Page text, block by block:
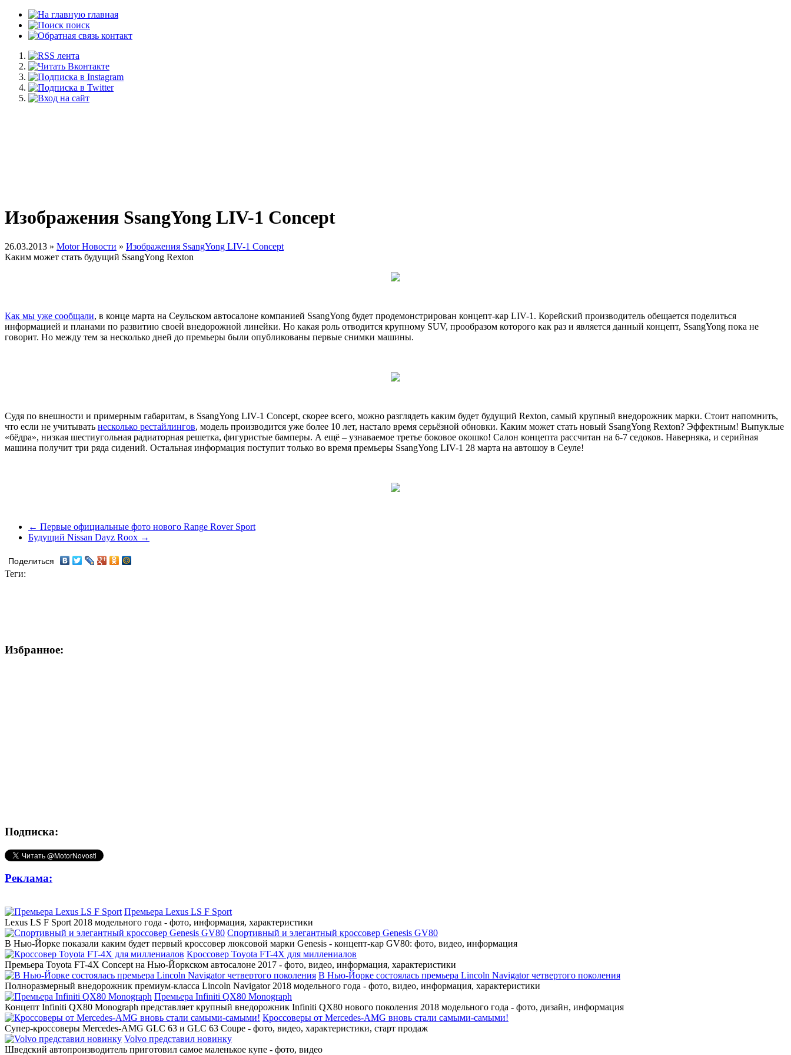
главная
поиск
контакт
Изображения SsangYong LIV-1 Concept
26.03.2013 » Motor Новости » Изображения SsangYong LIV-1 Concept
Каким может стать будущий SsangYong Rexton
Как мы уже сообщали, в конце марта на Сеульском автосалоне компанией SsangYong будет продемонстрирован концепт-кар LIV-1. Корейский производитель обещается поделиться
информацией и планами по развитию своей внедорожной линейки. Но какая роль отводится крупному SUV, прообразом которого как раз и является данный концепт, SsangYong пока не
говорит. Но между тем за несколько дней до премьеры были опубликованы первые снимки машины.
Судя по внешности и примерным габаритам, в SsangYong LIV-1 Concept, скорее всего, можно разглядеть каким будет будущий Rexton, самый крупный внедорожник марки. Стоит напомнить,
что если не учитывать несколько рестайлингов, модель производится уже более 10 лет, настало время серьёзной обновки. Каким может стать новый SsangYong Rexton? Эффектным! Выпуклые
«бёдра», низкая шестиугольная радиаторная решетка, фигуристые бамперы. А ещё – узнаваемое третье боковое окошко! Салон концепта рассчитан на 6-7 седоков. Наверняка, и серийная
машина получит три ряда сидений. Остальная информация поступит только во время премьеры SsangYong LIV-1 28 марта на автошоу в Сеуле!
← Первые официальные фото нового Range Rover Sport
Будущий Nissan Dayz Roox →
Поделиться
Теги:
Избранное:
Подписка:
Реклама:
Премьера Lexus LS F Sport
Lexus LS F Sport 2018 модельного года - фото, информация, характеристики
Спортивный и элегантный кроссовер Genesis GV80
В Нью-Йорке показали каким будет первый кроссовер люксовой марки Genesis - концепт-кар GV80: фото, видео, информация
Кроссовер Toyota FT-4X для миллениалов
Премьера Toyota FT-4X Concept на Нью-Йоркском автосалоне 2017 - фото, видео, информация, характеристики
В Нью-Йорке состоялась премьера Lincoln Navigator четвертого поколения
Полноразмерный внедорожник премиум-класса Lincoln Navigator 2018 модельного года - фото, видео, информация, характеристики
Премьера Infiniti QX80 Monograph
Концепт Infiniti QX80 Monograph представляет крупный внедорожник Infiniti QX80 нового поколения 2018 модельного года - фото, дизайн, информация
Кроссоверы от Mercedes-AMG вновь стали самыми-самыми!
Супер-кроссоверы Mercedes-AMG GLC 63 и GLC 63 Coupe - фото, видео, характеристики, старт продаж
Volvo представил новинку
Шведский автопроизводитель приготовил самое маленькое купе - фото, видео